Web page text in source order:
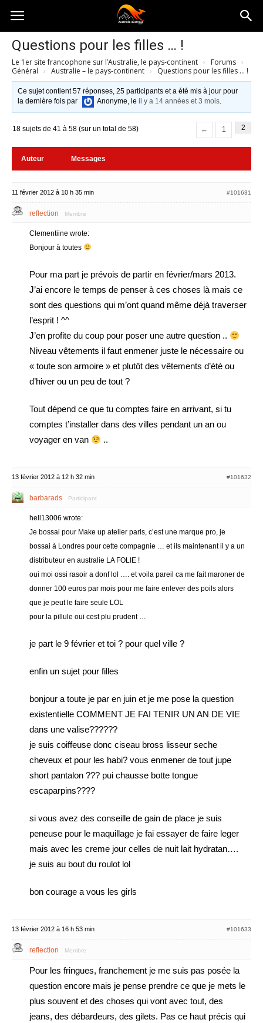
Australia-
australie.com
Questions pour les filles … !
Le 1er site francophone sur l’Australie, le pays-continent › Forums ›
Général › Australie – le pays-continent › Questions pour les filles … !
Ce sujet contient 57 réponses, 25 participants et a été mis à jour pour
la dernière fois par
Anonyme, leil y a 14 années et 3 mois.
18 sujets de 41 à 58 (sur un total de 58) ← 1 2
Auteur Messages
11 février 2012 à 10 h 35 min #101631
reflection Membre
Clementiine wrote:
Bonjour à toutes
Pour ma part je prévois de partir en février/mars 2013.
J’ai encore le temps de penser à ces choses là mais ce
sont des questions qui m’ont quand même déjà traverser
l’esprit ! ^^
J’en profite du coup pour poser une autre question ..
Niveau vêtements il faut enmener juste le nécessaire ou
« toute son armoire » et plutôt des vêtements d’été ou
d’hiver ou un peu de tout ?
Tout dépend ce que tu comptes faire en arrivant, si tu
comptes t’installer dans des villes pendant un an ou
voyager en van
..
13 février 2012 à 12 h 32 min #101632
barbarads Participant
hell13006 wrote:
Je bossai pour Make up atelier paris, c’est une marque pro, je
bossai à Londres pour cette compagnie … et ils maintenant il y a un
distributeur en australie LA FOLIE !
oui moi ossi rasoir a donf lol …. et voila pareil ca me fait maroner de
donner 100 euros par mois pour me faire enlever des poils alors
que je peut le faire seule LOL
pour la pillule oui cest plu prudent …
je part le 9 février et toi ? pour quel ville ?
enfin un sujet pour filles
bonjour a toute je par en juin et je me pose la question
existentielle COMMENT JE FAI TENIR UN AN DE VIE
dans une valise??????
je suis coiffeuse donc ciseau bross lisseur seche
cheveux et pour les habi? vous enmener de tout jupe
short pantalon ??? pui chausse botte tongue
escaparpins????
si vous avez des conseille de gain de place je suis
peneuse pour le maquillage je fai essayer de faire leger
mais avec les creme jour celles de nuit lait hydratan….
je suis au bout du roulot lol
bon courage a vous les girls
13 février 2012 à 16 h 53 min #101633
reflection Membre
Pour les fringues, franchement je me suis pas posée la
question encore mais je pense prendre ce que je mets le
plus souvent et des choses qui vont avec tout, des
jeans, des débardeurs, des gilets. Pas ce haut précis qui